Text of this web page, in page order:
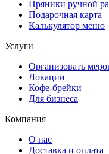
Пряники ручной
Подарочная карта
Калькулятор меню
Услуги
Организовать
Локации
Кофе-брейки
Для бизнеса
Компания
О нас
Доставка и оплата